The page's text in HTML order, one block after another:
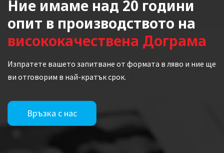
Ние имаме над 20 години
опит в производството на
висококачествена Дограма
Изпратете вашето запитване от формата в ляво и ние ще
ви отговорим в най-кратък срок.
Връзка с нас